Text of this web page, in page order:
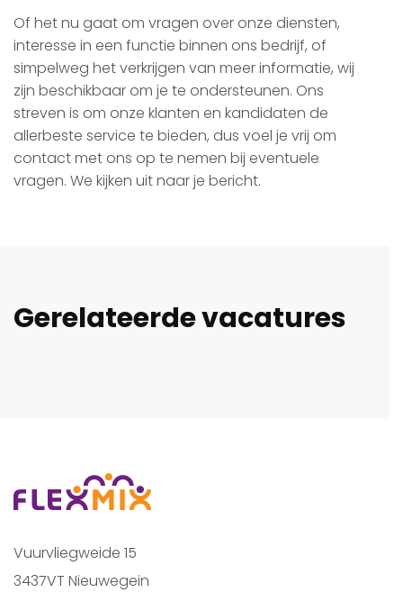
Of het nu gaat om vragen over onze diensten,
interesse in een functie binnen ons bedrijf, of
simpelweg het verkrijgen van meer informatie, wij
zijn beschikbaar om je te ondersteunen. Ons
streven is om onze klanten en kandidaten de
allerbeste service te bieden, dus voel je vrij om
contact met ons op te nemen bij eventuele
vragen. We kijken uit naar je bericht.
Gerelateerde vacatures
Vuurvliegweide 15
3437VT Nieuwegein